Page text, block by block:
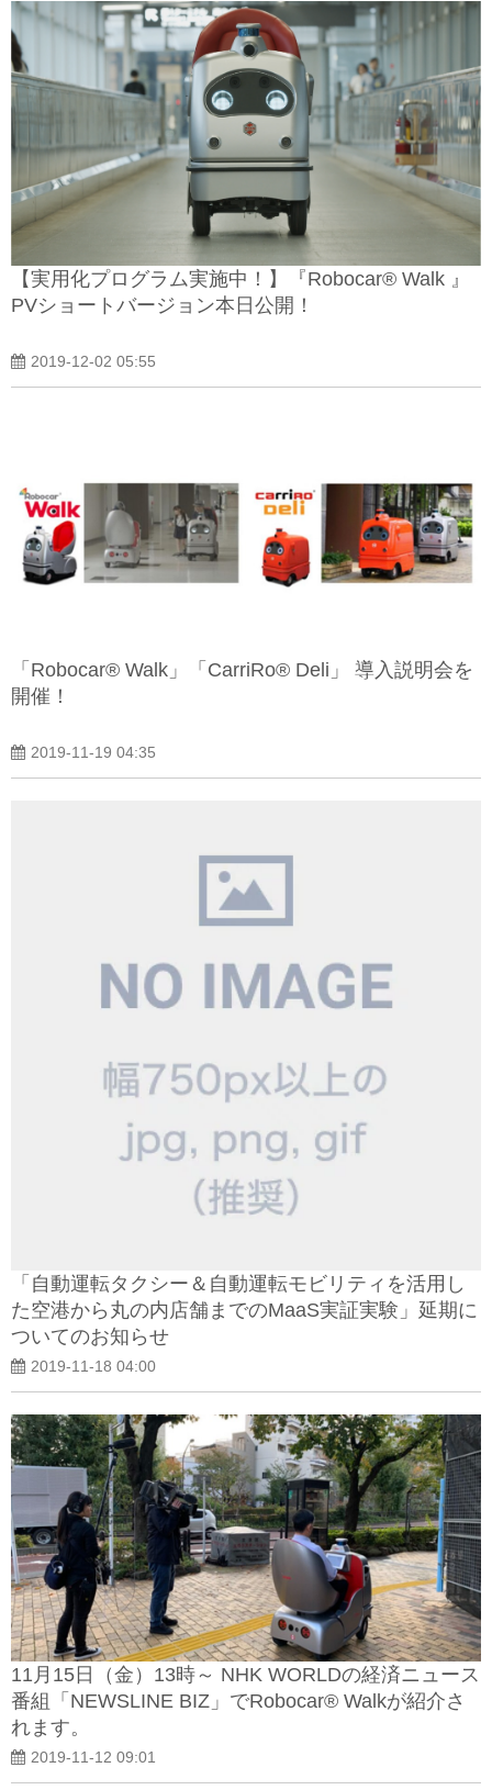
【実用化プログラム実施中！】『Robocar® Walk 』
PVショートバージョン本日公開！
2019-12-02 05:55
「Robocar® Walk」「CarriRo® Deli」 導入説明会を
開催！
2019-11-19 04:35
「自動運転タクシー＆自動運転モビリティを活用し
た空港から丸の内店舗までのMaaS実証実験」延期に
ついてのお知らせ
2019-11-18 04:00
11月15日（金）13時～ NHK WORLDの経済ニュース
番組「NEWSLINE BIZ」でRobocar® Walkが紹介さ
れます。
2019-11-12 09:01